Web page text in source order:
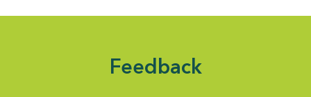
Feedback